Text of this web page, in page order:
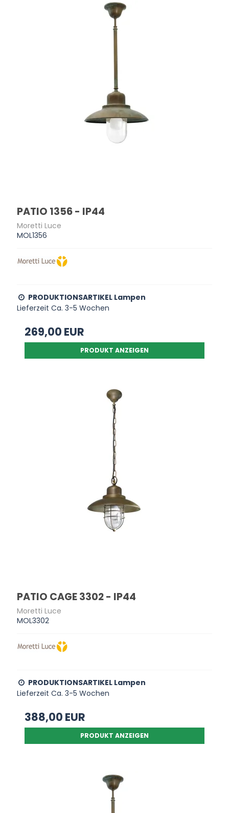
PATIO 1356 - IP44
Moretti Luce
MOL1356
PRODUKTIONSARTIKEL Lampen
Lieferzeit Ca. 3-5 Wochen
269,00 EUR
PRODUKT ANZEIGEN
PATIO CAGE 3302 - IP44
Moretti Luce
MOL3302
PRODUKTIONSARTIKEL Lampen
Lieferzeit Ca. 3-5 Wochen
388,00 EUR
PRODUKT ANZEIGEN